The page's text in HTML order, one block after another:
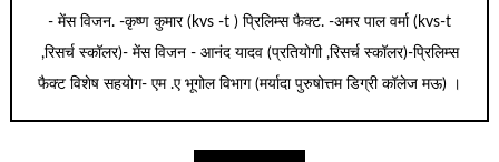
- मेंस विजन. -कृष्ण कुमार (kvs -t ) प्रिलिम्स फैक्ट. -अमर पाल वर्मा (kvs-t
,रिसर्च स्कॉलर)- मेंस विजन - आनंद यादव (प्रतियोगी ,रिसर्च स्कॉलर)-प्रिलिम्स
फैक्ट विशेष सहयोग- एम .ए भूगोल विभाग (मर्यादा पुरुषोत्तम डिग्री कॉलेज मऊ) ।